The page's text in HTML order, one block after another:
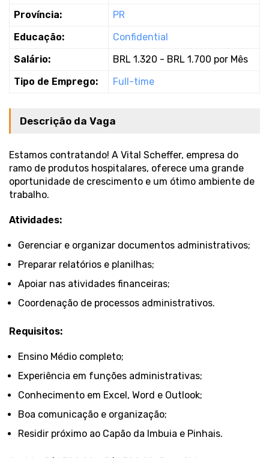
Província:
PR
Educação:
Confidential
Salário:
BRL 1.320 - BRL 1.700 por Mês
Tipo de Emprego:
Full-time
Descrição da Vaga
Estamos contratando! A Vital Scheffer, empresa do
ramo de produtos hospitalares, oferece uma grande
oportunidade de crescimento e um ótimo ambiente de
trabalho.
Atividades:
Gerenciar e organizar documentos administrativos;
Preparar relatórios e planilhas;
Apoiar nas atividades financeiras;
Coordenação de processos administrativos.
Requisitos:
Ensino Médio completo;
Experiência em funções administrativas;
Conhecimento em Excel, Word e Outlook;
Boa comunicação e organização;
Residir próximo ao Capão da Imbuia e Pinhais.